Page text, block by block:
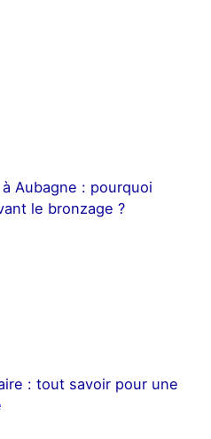
Aubagne : pourquoi
le bronzage ?
: tout savoir pour une